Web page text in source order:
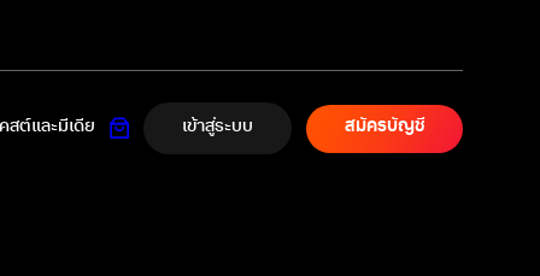
สต์และมีเดีย เข้าสู่ระบบ สมัครบัญชี